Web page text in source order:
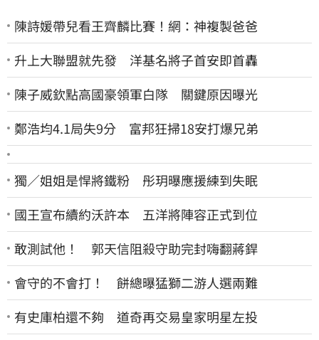
陳詩媛帶兒看王齊麟比賽！網：神複製爸爸
升上大聯盟就先發 洋基名將子首安即首轟
陳子威欽點高國豪領軍白隊 關鍵原因曝光
鄭浩均4.1局失9分 富邦狂掃18安打爆兄弟
獨／姐姐是悍將鐵粉 彤玥曝應援練到失眠
國王宣布續約沃許本 五洋將陣容正式到位
敢測試他！ 郭天信阻殺守助完封嗨翻蔣銲
會守的不會打！ 餅總曝猛獅二游人選兩難
有史庫柏還不夠 道奇再交易皇家明星左投